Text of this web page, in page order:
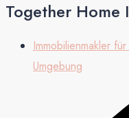
Together Home
Immobilienmakler
Umgebung